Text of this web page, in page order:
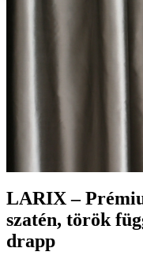
LARIX –
szatén, török
drapp